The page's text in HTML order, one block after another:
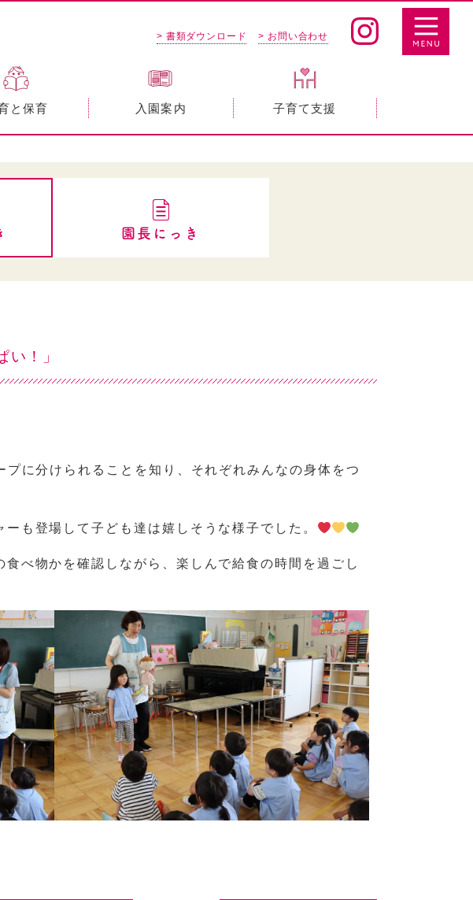
> 書類ダウンロード > お問い合わせ
と保育 入園案内 子育て支援
園長にっき
！」
プに分けられることを知り、それぞれみんなの身体をつ
も登場して子ども達は嬉しそうな様子でした。
べ物かを確認しながら、楽しんで給食の時間を過ごし